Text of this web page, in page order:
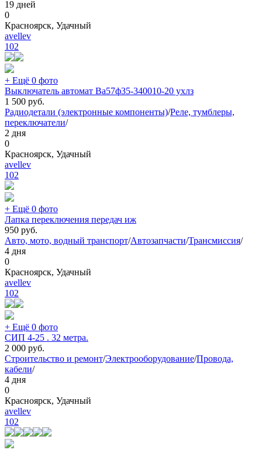
19 дней
0
Красноярск, Удачный
avellev
102
+ Ещё 0 фото
Выключатель автомат Ва57ф35-340010-20 ухлз
1 500 руб.
Радиодетали (электронные компоненты)/Реле, тумблеры,
переключатели/
2 дня
0
Красноярск, Удачный
avellev
102
+ Ещё 0 фото
Лапка переключения передач иж
950 руб.
Авто, мото, водный транспорт/Автозапчасти/Трансмиссия/
4 дня
0
Красноярск, Удачный
avellev
102
+ Ещё 0 фото
СИП 4-25 . 32 метра.
2 000 руб.
Строительство и ремонт/Электрооборудование/Провода,
кабели/
4 дня
0
Красноярск, Удачный
avellev
102